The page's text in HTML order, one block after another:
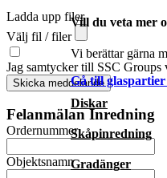
Vill du veta mer
Vi berättar gärna
Gå till
Diskar
Skåpinredning
Gradänger
Ladda upp filer
Välj fil / filer
Jag samtycker till SSC
Skicka meddelande
Felanmälan Inredning
Ordernummer
Objektsnamn